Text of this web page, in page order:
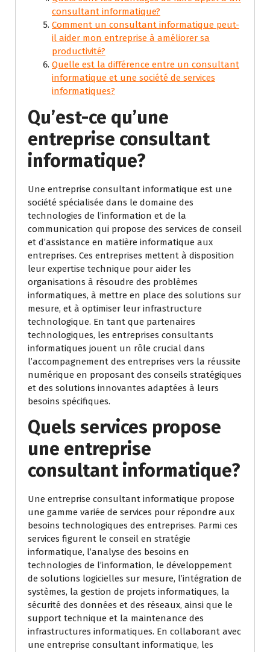
consultant informatique?
Comment un consultant informatique peut-
il aider mon entreprise à améliorer sa
productivité?
Quelle est la différence entre un consultant
informatique et une société de services
informatiques?
Qu’est-ce qu’une
entreprise consultant
informatique?
Une entreprise consultant informatique est une
société spécialisée dans le domaine des
technologies de l’information et de la
communication qui propose des services de conseil
et d’assistance en matière informatique aux
entreprises. Ces entreprises mettent à disposition
leur expertise technique pour aider les
organisations à résoudre des problèmes
informatiques, à mettre en place des solutions sur
mesure, et à optimiser leur infrastructure
technologique. En tant que partenaires
technologiques, les entreprises consultants
informatiques jouent un rôle crucial dans
l’accompagnement des entreprises vers la réussite
numérique en proposant des conseils stratégiques
et des solutions innovantes adaptées à leurs
besoins spécifiques.
Quels services propose
une entreprise
consultant informatique?
Une entreprise consultant informatique propose
une gamme variée de services pour répondre aux
besoins technologiques des entreprises. Parmi ces
services figurent le conseil en stratégie
informatique, l’analyse des besoins en
technologies de l’information, le développement
de solutions logicielles sur mesure, l’intégration de
systèmes, la gestion de projets informatiques, la
sécurité des données et des réseaux, ainsi que le
support technique et la maintenance des
infrastructures informatiques. En collaborant avec
une entreprise consultant informatique, les